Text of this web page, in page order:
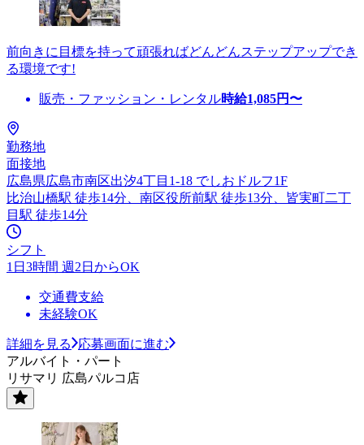
前向きに目標を持って頑張ればどんどんステップアップでき
る環境です!
販売・ファッション・レンタル時給1,085円〜
勤務地
面接地
広島県広島市南区出汐4丁目1-18 でしおドルフ1F
比治山橋駅 徒歩14分、南区役所前駅 徒歩13分、皆実町二丁
目駅 徒歩14分
シフト
1日3時間 週2日からOK
交通費支給
未経験OK
詳細を見る
応募画面に進む
アルバイト・パート
リサマリ 広島パルコ店